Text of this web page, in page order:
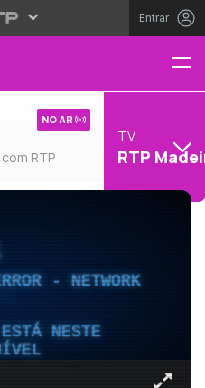
Entrar
RTP
NO AR
TV
RTP
- NETWORK
NESTE